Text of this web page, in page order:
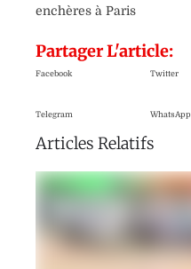
enchères à Paris
Partager L'article:
Facebook Twitter
Telegram WhatsApp
Articles Relatifs